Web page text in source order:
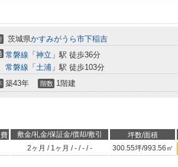
茨城県かすみがうら市下稲吉
常磐線 「 神立 」駅 徒歩36分
常磐線 「 土浦 」駅 徒歩103分
築43年 階数 1階建
敷金/礼金/保証金/償却/敷引 坪数/面積
2ヶ月 / 1ヶ月 /- /- /- 300.55坪/993.56㎡